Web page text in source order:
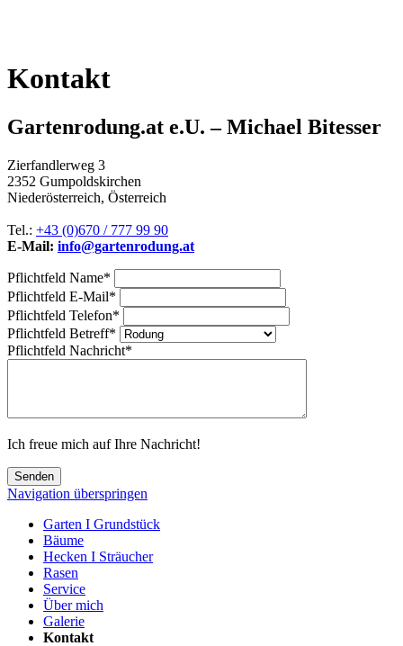
Kontakt
Gartenrodung.at e.U. – Michael Bitesser
Zierfandlerweg 3
2352 Gumpoldskirchen
Niederösterreich, Österreich
Tel.: +43 (0)670 / 777 99 90
E-Mail: info@gartenrodung.at
Pflichtfeld Name*
Pflichtfeld E-Mail*
Pflichtfeld Telefon*
Pflichtfeld Betreff*
Pflichtfeld Nachricht*
Ich freue mich auf Ihre Nachricht!
Senden
Navigation überspringen
Garten I Grundstück
Bäume
Hecken I Sträucher
Rasen
Service
Über mich
Galerie
Kontakt